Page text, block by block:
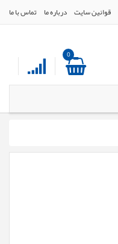
قوانین سایت درباره ما تماس با ما
0